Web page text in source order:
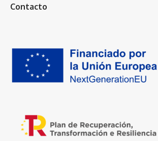
Contacto